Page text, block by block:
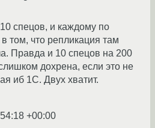
спецов, и каждому по
том, что репликация там
Правда и 10 спецов на 200
дохрена, если это не
иб 1С. Двух хватит.
+00:00